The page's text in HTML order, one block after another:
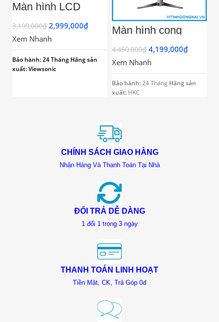
Màn hình LCD
VA2432-H (1920 x
1080/IPS/75Hz/4
ms)
3,199,000₫ 2,999,000₫
Xem Nhanh
Bảo hành: 24 Tháng Hãng sản
xuất: Viewsonic
Màn hình cong
ANTTEQ ANT-
27F272 27inch VA
Full HD 75Hz
Gaming
4,450,000₫ 4,199,000₫
Xem Nhanh
Bảo hành:24 Tháng Hãng sản
xuất: HKC
CHÍNH SÁCH GIAO HÀNG
Nhận Hàng Và Thanh Toán Tại Nhà
ĐỔI TRẢ DỄ DÀNG
1 đổi 1 trong 3 ngày
THANH TOÁN LINH HOẠT
Tiền Mặt, CK, Trả Góp 0đ